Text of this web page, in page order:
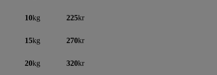
10kg 225kr
15kg 270kr
20kg 320kr